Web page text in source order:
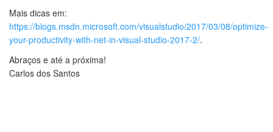
Mais dicas em:
https://blogs.msdn.microsoft.com/visualstudio/2017/03/08/optimize-
your-productivity-with-net-in-visual-studio-2017-2/.
Abraços e até a próxima!
Carlos dos Santos